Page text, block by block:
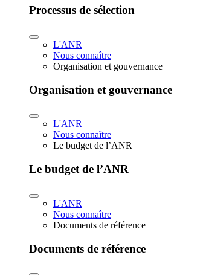
Processus de sélection
L'ANR
Nous connaître
Organisation et gouvernance
Organisation et gouvernance
L'ANR
Nous connaître
Le budget de l’ANR
Le budget de l’ANR
L'ANR
Nous connaître
Documents de référence
Documents de référence